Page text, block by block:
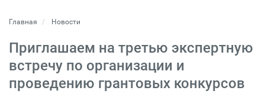
Главная Новости
Приглашаем на третью экспертную
встречу по организации и
проведению грантовых конкурсов